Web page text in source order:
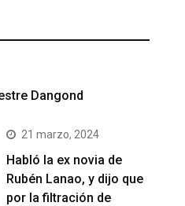
Dangond
21 marzo, 2024
Habló la ex novia de
Rubén Lanao, y dijo que
por la filtración de